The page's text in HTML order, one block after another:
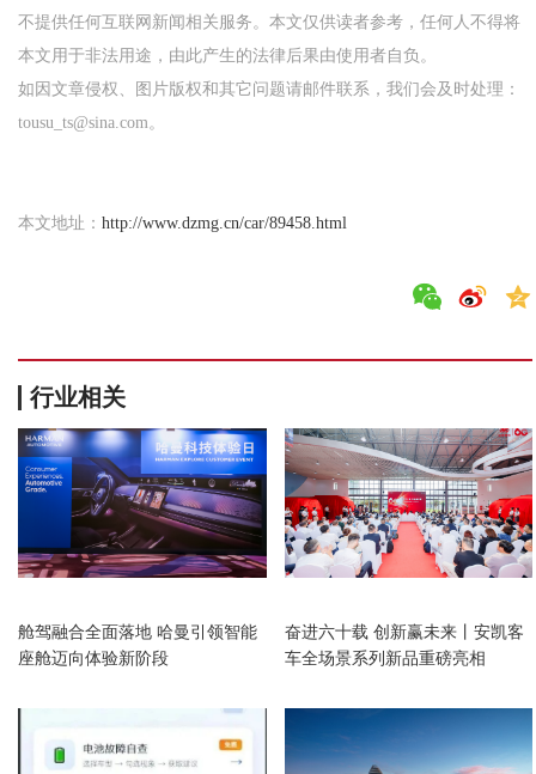
不提供任何互联网新闻相关服务。本文仅供读者参考，任何人不得将
本文用于非法用途，由此产生的法律后果由使用者自负。
如因文章侵权、图片版权和其它问题请邮件联系，我们会及时处理：
tousu_ts@sina.com。
本文地址： http://www.dzmg.cn/car/89458.html
行业相关
舱驾融合全面落地 哈曼引领智能
座舱迈向体验新阶段
奋进六十载 创新赢未来丨安凯客
车全场景系列新品重磅亮相